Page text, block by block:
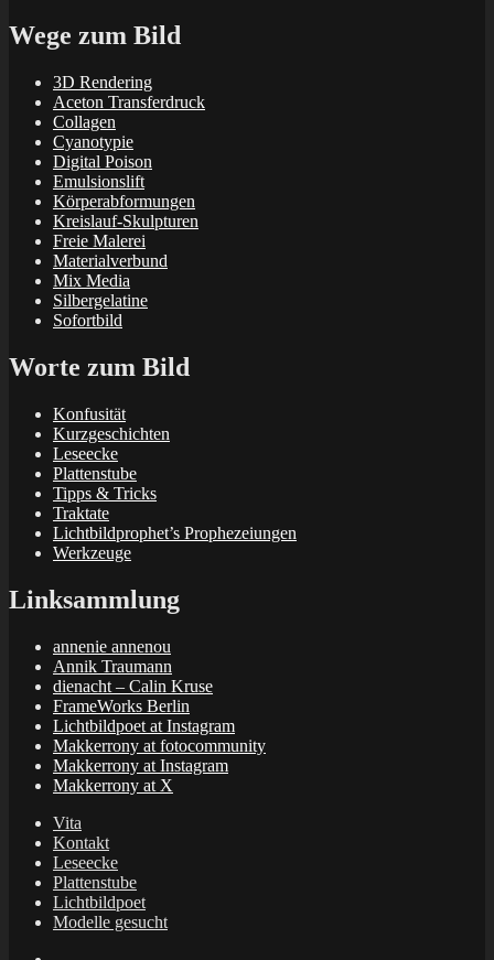
Wege zum Bild
3D Rendering
Aceton Transferdruck
Collagen
Cyanotypie
Digital Poison
Emulsionslift
Körperabformungen
Kreislauf-Skulpturen
Freie Malerei
Materialverbund
Mix Media
Silbergelatine
Sofortbild
Worte zum Bild
Konfusität
Kurzgeschichten
Leseecke
Plattenstube
Tipps & Tricks
Traktate
Lichtbildprophet’s Prophezeiungen
Werkzeuge
Linksammlung
annenie annenou
Annik Traumann
dienacht – Calin Kruse
FrameWorks Berlin
Lichtbildpoet at Instagram
Makkerrony at fotocommunity
Makkerrony at Instagram
Makkerrony at X
Vita
Kontakt
Leseecke
Plattenstube
Lichtbildpoet
Modelle gesucht